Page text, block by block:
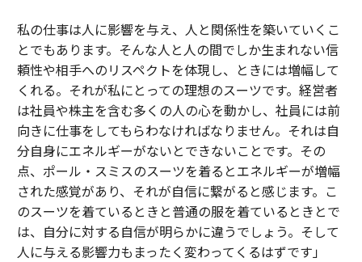
私の仕事は人に影響を与え、人と関係性を築いていくこ
とでもあります。そんな人と人の間でしか生まれない信
頼性や相手へのリスペクトを体現し、ときには増幅して
くれる。それが私にとっての理想のスーツです。経営者
は社員や株主を含む多くの人の心を動かし、社員には前
向きに仕事をしてもらわなければなりません。それは自
分自身にエネルギーがないとできないことです。その
点、ポール・スミスのスーツを着るとエネルギーが増幅
された感覚があり、それが自信に繋がると感じます。こ
のスーツを着ているときと普通の服を着ているときとで
は、自分に対する自信が明らかに違うでしょう。そして
人に与える影響力もまったく変わってくるはずです」